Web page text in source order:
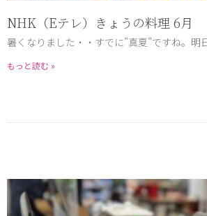
NHK（Eテレ）きょうの料理 6月
暑くなりました・・すでに”真夏”ですね。明
もっと読む »